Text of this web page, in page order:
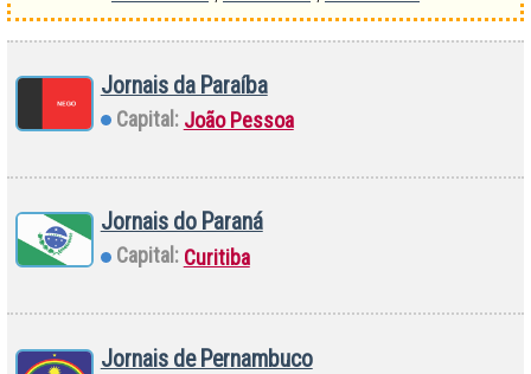
Jornais da Paraíba
Capital: João Pessoa
Jornais do Paraná
Capital: Curitiba
Jornais de Pernambuco